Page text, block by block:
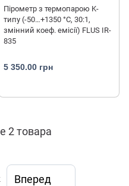
Пірометр з термопарою K-
типу (-50…+1350 °С, 30:1,
змінний коеф. емісії) FLUS IR-
835
5 350.00 грн
2 товара
Вперед